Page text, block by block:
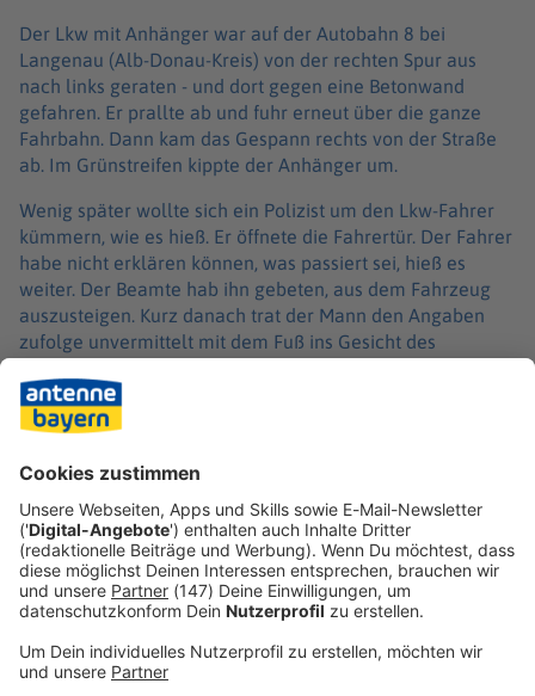
Der Lkw mit Anhänger war auf der Autobahn 8 bei
Langenau (Alb-Donau-Kreis) von der rechten Spur aus
nach links geraten - und dort gegen eine Betonwand
gefahren. Er prallte ab und fuhr erneut über die ganze
Fahrbahn. Dann kam das Gespann rechts von der Straße
ab. Im Grünstreifen kippte der Anhänger um.
Wenig später wollte sich ein Polizist um den Lkw-Fahrer
kümmern, wie es hieß. Er öffnete die Fahrertür. Der Fahrer
habe nicht erklären können, was passiert sei, hieß es
weiter. Der Beamte hab ihn gebeten, aus dem Fahrzeug
auszusteigen. Kurz danach trat der Mann den Angaben
zufolge unvermittelt mit dem Fuß ins Gesicht des
Mehreren Polizisten sei es schließlich gelungen, den
Fahrer aus seinem Lkw zu bringen und zu fesseln. Der 31-
Jährige wurde zu einer Dienststelle gebracht. Der Grund